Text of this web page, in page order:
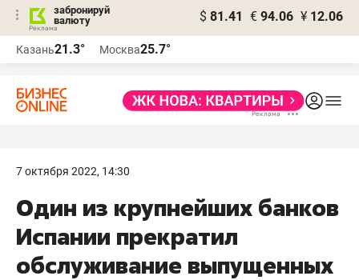
забронируй
валюту
$ 81.41 € 94.06 ¥ 12.06
Казань21.3° Москва25.7°
7 октября 2022, 14:30
Один из крупнейших банков
Испании прекратил
обслуживание выпущенных